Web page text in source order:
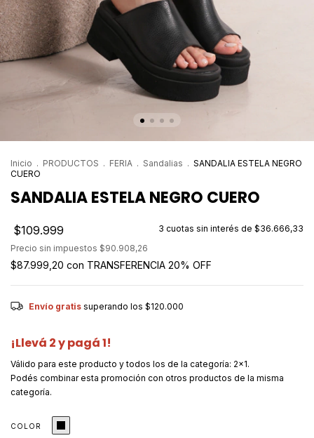
Inicio . PRODUCTOS . FERIA . Sandalias . SANDALIA ESTELA NEGRO
CUERO
SANDALIA ESTELA NEGRO CUERO
$109.999 3 cuotas sin interés de $36.666,33
Precio sin impuestos $90.908,26
$87.999,20 con TRANSFERENCIA 20% OFF
Envío gratis superando los $120.000
¡Llevá 2 y pagá 1!
Válido para este producto y todos los de la categoría: 2x1.
Podés combinar esta promoción con otros productos de la misma
categoría.
COLOR